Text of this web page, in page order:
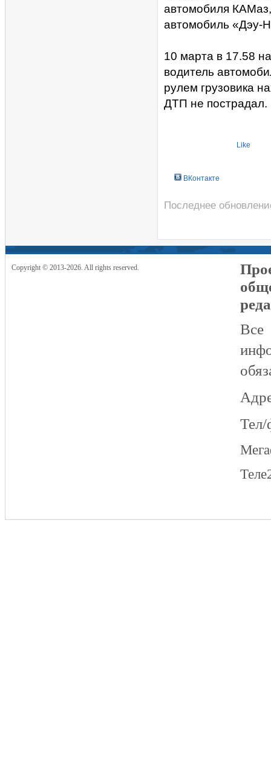
автомобиля
автомобиль «Дэу-
10 марта в 17.58
водитель
рулем грузовика
ДТП не пострадал.
Like
ВКонтакте
Последнее
Copyright © 2013-2026. All rights reserved.